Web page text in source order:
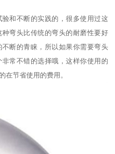
和不断的实践的，很多使用过这
弯头比传统的弯头的耐磨性要好
断的青睐，所以如果你需要弯头
常不错的选择哦，这样你使用的
在节省使用的费用。